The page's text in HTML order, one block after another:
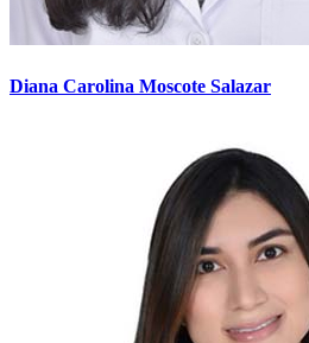
Diana Carolina Moscote Salazar